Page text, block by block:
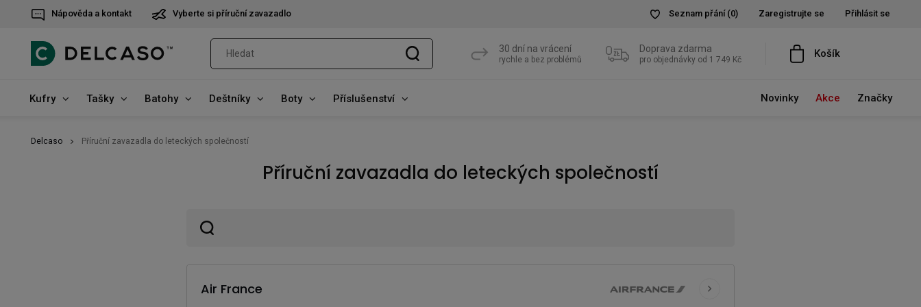
Nápověda a kontakt Vyberte si příruční zavazadlo Seznam přání (0) Zaregistrujte se Přihlásit se
30 dní na vrácení
rychle a bez problémů
Doprava zdarma
pro objednávky od 1 749 Kč Košík
Kufry Tašky Batohy Deštníky Boty Příslušenství Novinky Akce Značky
Delcaso Příruční zavazadla do leteckých společností
Příruční zavazadla do leteckých společností
Air France